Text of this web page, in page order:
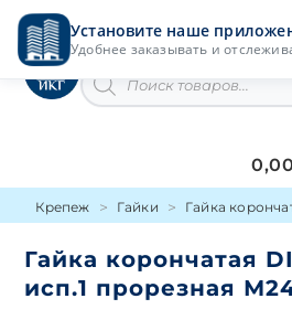
Установите наше
Удобнее заказывать и
Перейти
содержимомуИнструменты на
товаров
Крепеж Гайки Гайка
Гайка корончатая
исп.1 прорезная